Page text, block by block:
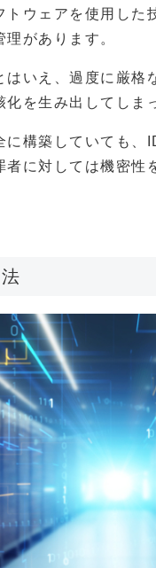
ウェアを使用した
があります。
いえ、過度に厳格
を生み出してしま
構築していても、
に対しては機密性